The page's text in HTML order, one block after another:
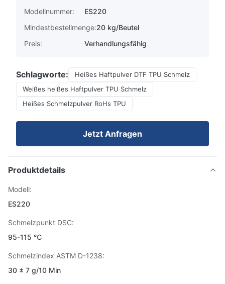
Modellnummer:
ES220
Mindestbestellmenge:20 kg/Beutel
Preis:
Verhandlungsfähig
Schlagworte:
Heißes Haftpulver DTF TPU Schmelz
Weißes heißes Haftpulver TPU Schmelz
Heißes Schmelzpulver RoHs TPU
Jetzt Anfragen
Produktdetails
Modell:
ES220
Schmelzpunkt DSC:
95-115 ℃
Schmelzindex ASTM D-1238:
30 ± 7 g/10 Min